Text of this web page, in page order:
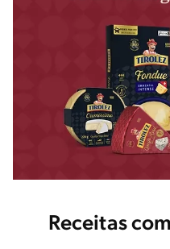
Receitas